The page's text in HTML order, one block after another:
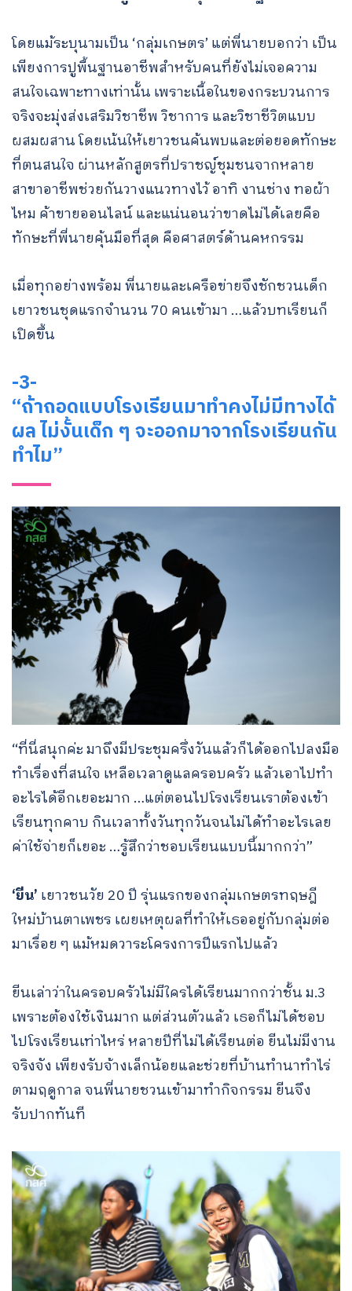
โดยแม้ระบุนามเป็น ‘กลุ่มเกษตร’ แต่พี่นายบอกว่า เป็น
เพียงการปูพื้นฐานอาชีพสำหรับคนที่ยังไม่เจอความ
สนใจเฉพาะทางเท่านั้น เพราะเนื้อในของกระบวนการ
จริงจะมุ่งส่งเสริมวิชาชีพ วิชาการ และวิชาชีวิตแบบ
ผสมผสาน โดยเน้นให้เยาวชนค้นพบและต่อยอดทักษะ
ที่ตนสนใจ ผ่านหลักสูตรที่ปราชญ์ชุมชนจากหลาย
สาขาอาชีพช่วยกันวางแนวทางไว้ อาทิ งานช่าง ทอผ้า
ไหม ค้าขายออนไลน์ และแน่นอนว่าขาดไม่ได้เลยคือ
ทักษะที่พี่นายคุ้นมือที่สุด คือศาสตร์ด้านคหกรรม
เมื่อทุกอย่างพร้อม พี่นายและเครือข่ายจึงชักชวนเด็ก
เยาวชนชุดแรกจำนวน 70 คนเข้ามา …แล้วบทเรียนก็
เปิดขึ้น
-3-
“ถ้าถอดแบบโรงเรียนมาทำคงไม่มีทางได้
ผล ไม่งั้นเด็ก ๆ จะออกมาจากโรงเรียนกัน
ทำไม”
“ที่นี่สนุกค่ะ มาถึงมีประชุมครึ่งวันแล้วก็ได้ออกไปลงมือ
ทำเรื่องที่สนใจ เหลือเวลาดูแลครอบครัว แล้วเอาไปทำ
อะไรได้อีกเยอะมาก …แต่ตอนไปโรงเรียนเราต้องเข้า
เรียนทุกคาบ กินเวลาทั้งวันทุกวันจนไม่ได้ทำอะไรเลย
ค่าใช้จ่ายก็เยอะ …รู้สึกว่าชอบเรียนแบบนี้มากกว่า”
‘ยีน’ เยาวชนวัย 20 ปี รุ่นแรกของกลุ่มเกษตรทฤษฎี
ใหม่บ้านตาเพชร เผยเหตุผลที่ทำให้เธออยู่กับกลุ่มต่อ
มาเรื่อย ๆ แม้หมดวาระโครงการปีแรกไปแล้ว
ยีนเล่าว่าในครอบครัวไม่มีใครได้เรียนมากกว่าชั้น ม.3
เพราะต้องใช้เงินมาก แต่ส่วนตัวแล้ว เธอก็ไม่ได้ชอบ
ไปโรงเรียนเท่าไหร่ หลายปีที่ไม่ได้เรียนต่อ ยีนไม่มีงาน
จริงจัง เพียงรับจ้างเล็กน้อยและช่วยที่บ้านทำนาทำไร่
ตามฤดูกาล จนพี่นายชวนเข้ามาทำกิจกรรม ยีนจึง
รับปากทันที